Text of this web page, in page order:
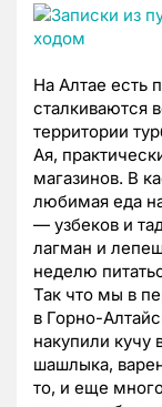
На Алтае есть
сталкиваются
территории
Ая,
магазинов. В
любимая еда
— узбеков и
лагман и
неделю
Так что мы в
в Горно-
накупили кучу
шашлыка,
то, и еще